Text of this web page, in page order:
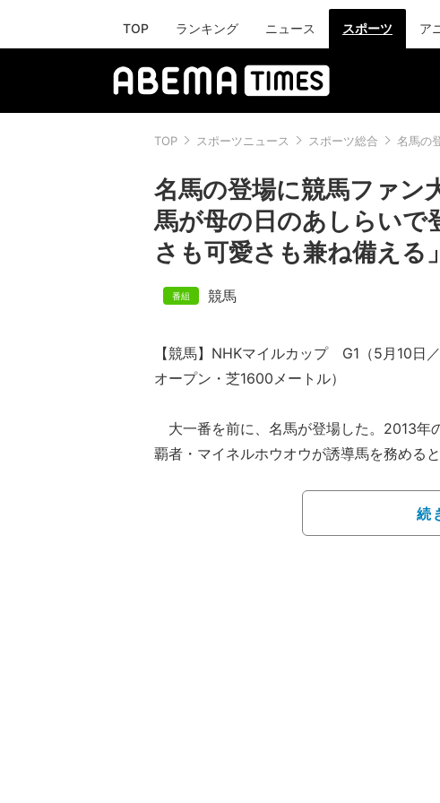
TOP ランキング ニュース スポーツ ア
TOP スポーツニュース スポーツ総合 名馬の
名馬の登場に競馬ファン
馬が母の日のあしらいで
さも可愛さも兼ね備える」
競馬
【競馬】NHKマイルカップ G1（5月10日
オープン・芝1600メ
大一番を前に、名馬が登場した。2013年
覇者・マイネルホウオウが誘導馬を務める
5月10日、第31回NHKマイルカップが東京
人気のロデオドライブ（牡3、美浦・辻哲英
続